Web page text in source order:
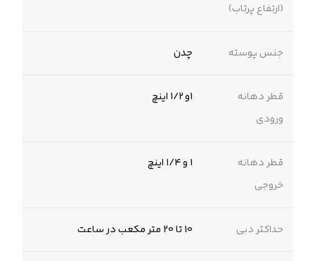
(ارتفاع پرتاب)
جنس پوسته چدن
قطر دهانه
ورودی
۱و ۱/۲ اینچ
قطر دهانه
خروجی
۱ و ۱/۴ اینچ
حداکثر دبی 10 تا 20 متر مکعب در ساعت